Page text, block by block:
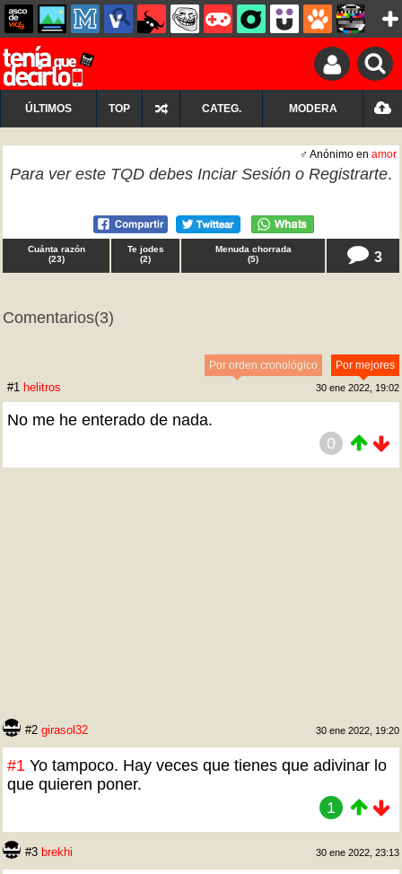
ÚLTIMOS TOP CATEG. MODERA
♂ Anónimo en amor
Para ver este TQD debes Inciar Sesión o Registrarte.
Cuánta razón
(23)
Te jodes
(2)
Menuda chorrada
(5) 3
Comentarios(3)
Por mejores
Por orden cronológico
#1 helitros 30 ene 2022, 19:02
No me he enterado de nada.
0
#2 girasol32 30 ene 2022, 19:20
#1 Yo tampoco. Hay veces que tienes que adivinar lo
que quieren poner.
1
#3 brekhi 30 ene 2022, 23:13